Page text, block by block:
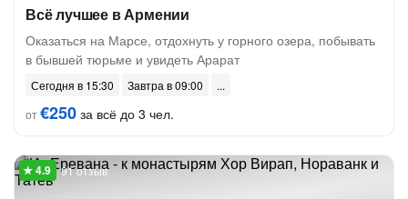
Всё лучшее в Армении
Оказаться на Марсе, отдохнуть у горного озера, побывать
в бывшей тюрьме и увидеть Арарат
Сегодня в 15:30
Завтра в 09:00
от€250 за всё до 3 чел.
91 отзыв